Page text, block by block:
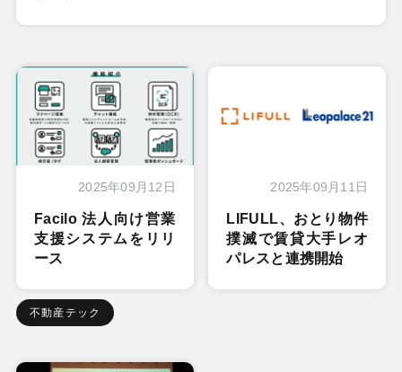
2025年09月12日
Facilo 法人向け営業
支援システムをリリ
ース
不動産テック
2025年09月11日
LIFULL、おとり物件
撲滅で賃貸大手レオ
パレスと連携開始